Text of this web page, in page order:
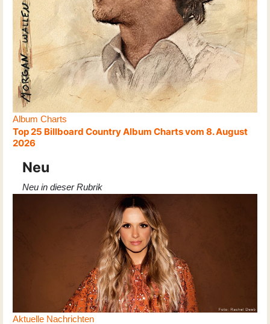
Album Charts
Top 25 Billboard Country Album Charts vom 8. August
2026
Neu
Neu in dieser Rubrik
Aktuelle Nachrichten